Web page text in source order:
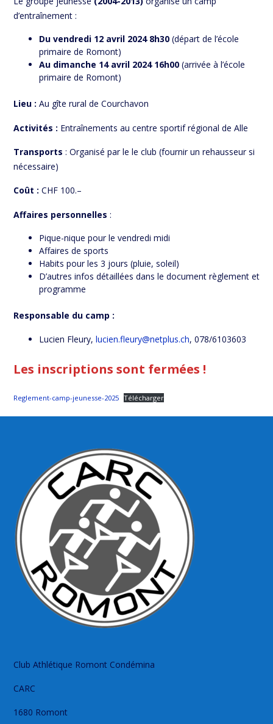
d’entraînement :
Du vendredi 12 avril 2024 8h30 (départ de l’école
primaire de Romont)
Au dimanche 14 avril 2024 16h00 (arrivée à l’école
primaire de Romont)
Lieu : Au gîte rural de Courchavon
Activités : Entraînements au centre sportif régional de Alle
Transports : Organisé par le le club (fournir un rehausseur si
nécessaire)
Coût : CHF 100.–
Affaires personnelles :
Pique-nique pour le vendredi midi
Affaires de sports
Habits pour les 3 jours (pluie, soleil)
D’autres infos détaillées dans le document règlement et
programme
Responsable du camp :
Lucien Fleury, lucien.fleury@netplus.ch, 078/6103603
Les inscriptions sont fermées !
Reglement-camp-jeunesse-2025 Télécharger
Club Athlétique Romont Condémina
CARC
1680 Romont